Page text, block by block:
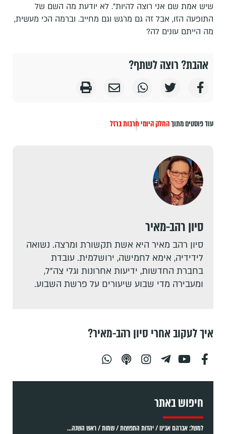
שיש אמת שם אני רוצה להיות". לא יודעת מה השם של
התופעה הזו, אבל זה גם מרגש וגם מחייב. וברמה הכי מעשית,
מה הייתם עונים לה?
אהבת? רוצה לשתף?
עוד פוסטים מתוךהחלק היומיחרבות ברזל
סיון רהב-מאיר
סיון רהב מאיר היא אשת תקשורת ומרצה. נשואה
לידידיה, אימא לחמישה, ירושלמית. עובדת
בחברת החדשות, ידיעות אחרונות וגלי צה"ל,
ומעבירה מדי שבוע שיעורים על פרשת השבוע.
איך לעקוב אחרי סיון רהב-מאיר?
חיפוש באתר
למשל: אברהם אבינו / יהדות התפוצות / שמות / ראש השנה...